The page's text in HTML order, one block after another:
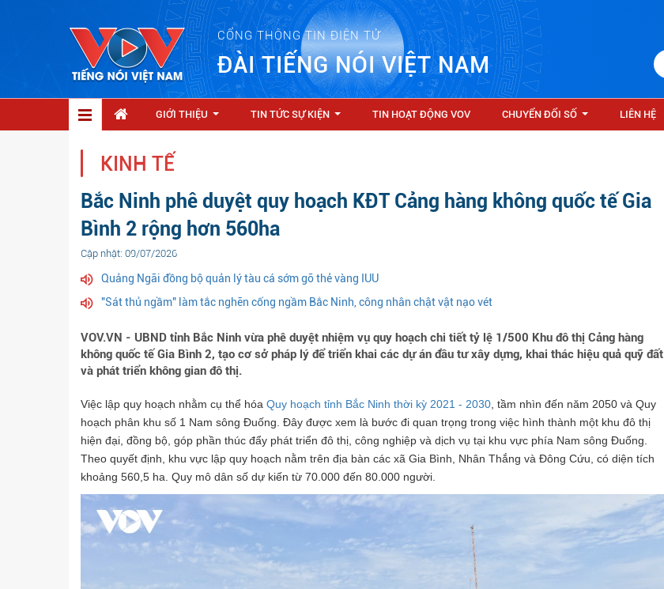
CỔNG THÔNG TIN ĐIỆN TỬ
ĐÀI TIẾNG NÓI VIỆT NAM
GIỚI THIỆU TIN TỨC SỰ KIỆN TIN HOẠT ĐỘNG VOV CHUYỂN ĐỔI SỐ LIÊN HỆ
KINH TẾ
Bắc Ninh phê duyệt quy hoạch KĐT Cảng hàng không quốc tế Gia
Bình 2 rộng hơn 560ha
Cập nhật: 09/07/2026
Quảng Ngãi đồng bộ quản lý tàu cá sớm gỡ thẻ vàng IUU
"Sát thủ ngầm" làm tắc nghẽn cống ngầm Bắc Ninh, công nhân chật vật nạo vét
VOV.VN - UBND tỉnh Bắc Ninh vừa phê duyệt nhiệm vụ quy hoạch chi tiết tỷ lệ 1/500 Khu đô thị Cảng hàng
không quốc tế Gia Bình 2, tạo cơ sở pháp lý để triển khai các dự án đầu tư xây dựng, khai thác hiệu quả quỹ đất
và phát triển không gian đô thị.
Việc lập quy hoạch nhằm cụ thể hóa Quy hoạch tỉnh Bắc Ninh thời kỳ 2021 - 2030 , tầm nhìn đến năm 2050 và Quy
hoạch phân khu số 1 Nam sông Đuống. Đây được xem là bước đi quan trọng trong việc hình thành một khu đô thị
hiện đại, đồng bộ, góp phần thúc đẩy phát triển đô thị, công nghiệp và dịch vụ tại khu vực phía Nam sông Đuống.
Theo quyết định, khu vực lập quy hoạch nằm trên địa bàn các xã Gia Bình, Nhân Thắng và Đông Cứu, có diện tích
khoảng 560,5 ha. Quy mô dân số dự kiến từ 70.000 đến 80.000 người.